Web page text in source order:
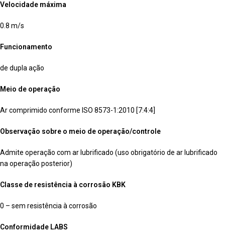
Velocidade máxima
0.8 m/s
Funcionamento
de dupla ação
Meio de operação
Ar comprimido conforme ISO 8573-1:2010 [7:4:4]
Observação sobre o meio de operação/controle
Admite operação com ar lubrificado (uso obrigatório de ar lubrificado
na operação posterior)
Classe de resistência à corrosão KBK
0 – sem resistência à corrosão
Conformidade LABS